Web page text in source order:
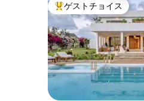
大好評のゲストチョイ
ゲストチョイス